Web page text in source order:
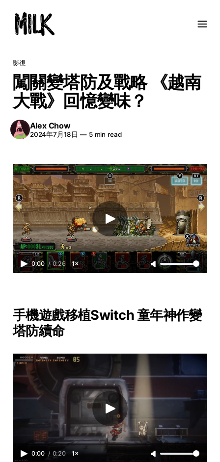
影視
闖關變塔防及戰略 《越南
大戰》回憶變味？
Alex Chow
2024年7月18日 —5 min read
0:00 / 0:26 1×
手機遊戲移植Switch 童年神作變
塔防續命
0:00 / 0:20 1×